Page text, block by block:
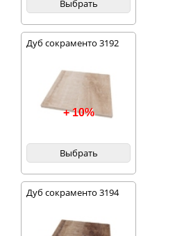
Выбрать
Дуб сокраменто 3192
+ 10%
Выбрать
Дуб сокраменто 3194